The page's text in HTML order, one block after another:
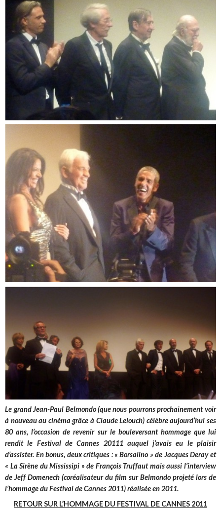
Le grand Jean-Paul Belmondo (que nous pourrons prochainement voir
à nouveau au cinéma grâce à Claude Lelouch) célèbre aujourd’hui ses
80 ans, l’occasion de revenir sur le bouleversant hommage que lui
rendit le Festival de Cannes 20111 auquel j’avais eu le plaisir
d’assister. En bonus, deux critiques : « Borsalino » de Jacques Deray et
« La Sirène du Mississipi » de François Truffaut mais aussi l’interview
de Jeff Domenech (coréalisateur du film sur Belmondo projeté lors de
l’hommage du Festival de Cannes 2011) réalisée en 2011.
RETOUR SUR L’HOMMAGE DU FESTIVAL DE CANNES 2011